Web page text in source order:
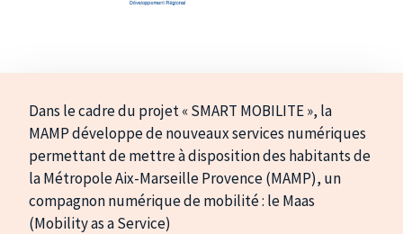
Dans le cadre du projet « SMART MOBILITE », la
MAMP développe de nouveaux services numériques
permettant de mettre à disposition des habitants de
la Métropole Aix-Marseille Provence (MAMP), un
compagnon numérique de mobilité : le Maas
(Mobility as a Service)